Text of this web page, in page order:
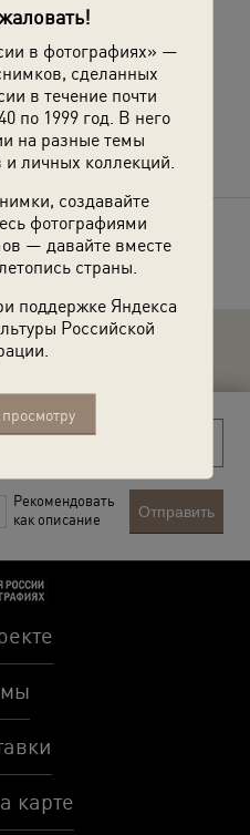
в фотографиях» —
сделанных
в течение почти
по 1999 год. В него
на разные темы
личных коллекций.
создавайте
фотографиями
— давайте вместе
страны.
поддержке Яндекса
Российской
с этой фотографией.
об этом фото
Рекомендовать
как описание
Отправить
карте